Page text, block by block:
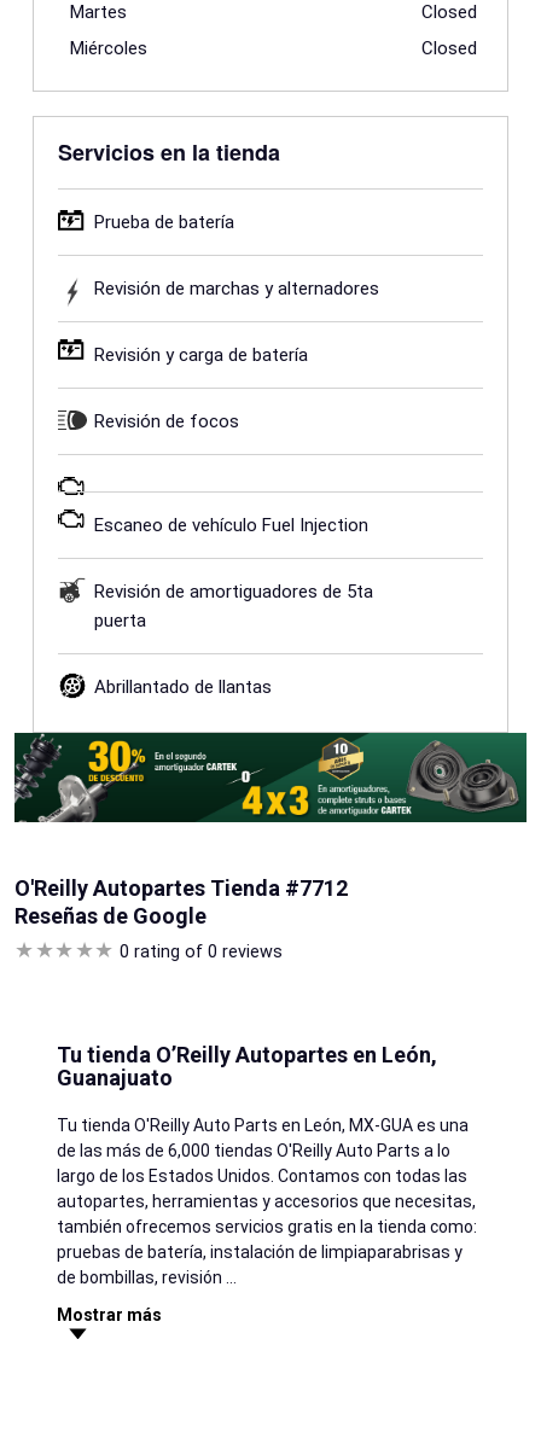
Martes
Closed
Miércoles
Closed
Servicios en la tienda
Prueba de batería
Revisión de marchas y alternadores
Revisión y carga de batería
Revisión de focos
Escaneo de vehículo Fuel Injection
Revisión de amortiguadores de 5ta
puerta
Abrillantado de llantas
O'Reilly Autopartes Tienda #7712
Reseñas de Google
0 rating of 0 reviews
Tu tienda O’Reilly Autopartes en León,
Guanajuato
Tu tienda O'Reilly Auto Parts en León, MX-GUA es una
de las más de 6,000 tiendas O'Reilly Auto Parts a lo
largo de los Estados Unidos. Contamos con todas las
autopartes, herramientas y accesorios que necesitas,
también ofrecemos servicios gratis en la tienda como:
pruebas de batería, instalación de limpiaparabrisas y
de bombillas, revisión ...
Mostrar más